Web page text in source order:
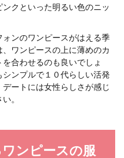
クといった明るい色のニッ
ンのワンピースがはえる季
ワンピースの上に薄めのカ
合わせるのも良いでしょ
ンプルで１０代らしい活発
ートには女性らしさが感じ
。
ンピースの服